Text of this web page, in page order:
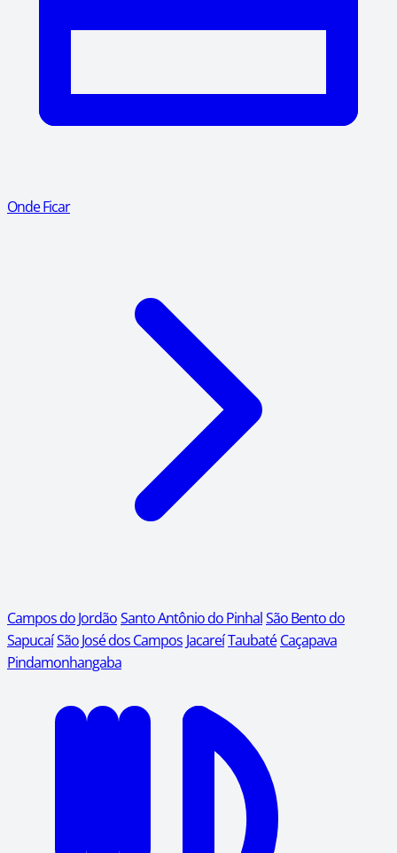
Onde Ficar
Campos do JordãoSanto Antônio do PinhalSão Bento do
SapucaíSão José dos Campos JacareíTaubaté Caçapava
Pindamonhangaba